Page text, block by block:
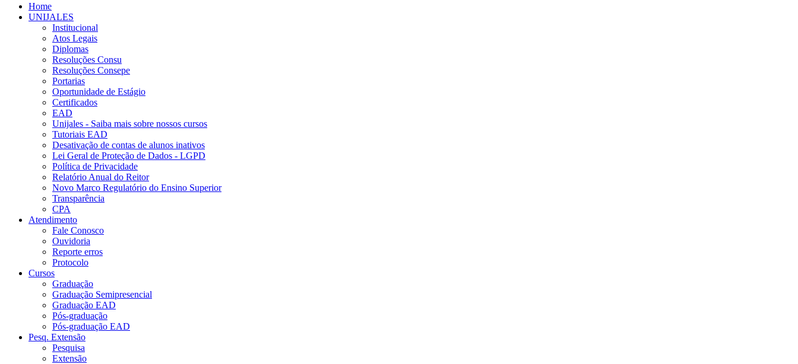
Home
UNIJALES
Institucional
Atos Legais
Diplomas
Resoluções Consu
Resoluções Consepe
Portarias
Oportunidade de Estágio
Certificados
EAD
Unijales - Saiba mais sobre nossos cursos
Tutoriais EAD
Desativação de contas de alunos inativos
Lei Geral de Proteção de Dados - LGPD
Política de Privacidade
Relatório Anual do Reitor
Novo Marco Regulatório do Ensino Superior
Transparência
CPA
Atendimento
Fale Conosco
Ouvidoria
Reporte erros
Protocolo
Cursos
Graduação
Graduação Semipresencial
Graduação EAD
Pós-graduação
Pós-graduação EAD
Pesq. Extensão
Pesquisa
Extensão